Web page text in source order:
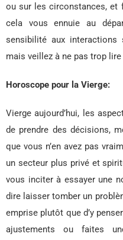
ou sur les circonstances, et
cela vous ennuie au
sensibilité aux interactions
mais veillez à ne pas trop
Horoscope pour la Vierge:
Vierge aujourd’hui, les
de prendre des décisions,
que vous n’en avez pas
un secteur plus privé et
vous inciter à essayer une
dire laisser tomber un
emprise plutôt que d’y
ajustements ou faites